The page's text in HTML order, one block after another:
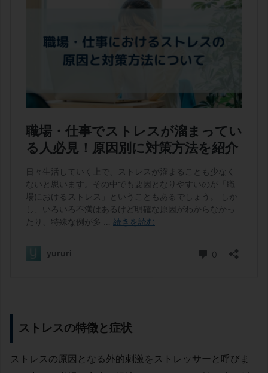
ストレスの特徴と症状
ストレスの原因となる外的刺激をストレッサーと呼びま